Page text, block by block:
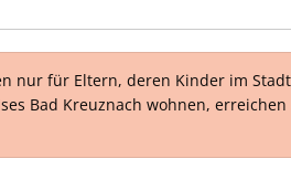
nur für Eltern, deren Kinder im
Bad Kreuznach wohnen,